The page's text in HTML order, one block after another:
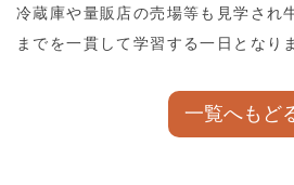
冷蔵庫や量販店の売場等も見学され
までを一貫して学習する一日となり
一覧へもど